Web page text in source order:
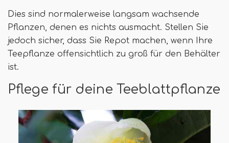
Dies sind normalerweise langsam wachsende
Pflanzen, denen es nichts ausmacht. Stellen Sie
jedoch sicher, dass Sie Repot machen, wenn Ihre
Teepflanze offensichtlich zu groß für den Behälter
ist.
Pflege für deine Teeblattpflanze